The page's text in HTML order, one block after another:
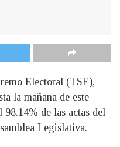
Electoral (TSE),
la mañana de este
98.14% de las actas del
Legislativa.